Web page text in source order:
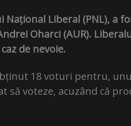
Liberal (PNL), a
Oharci (AUR).
de nevoie.
18 voturi pentru,
să voteze, acuzând că